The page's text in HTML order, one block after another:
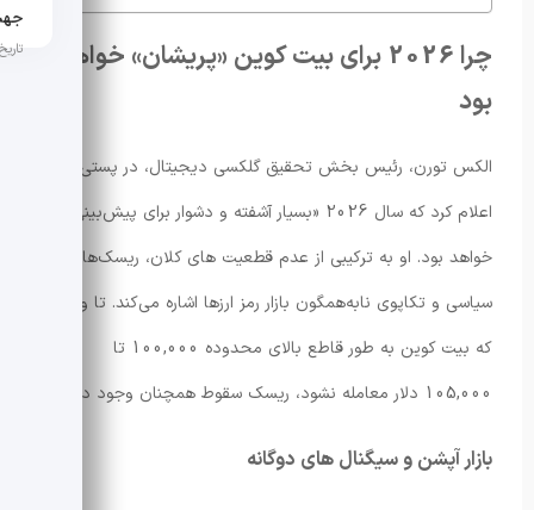
تاریخ
چرا 2026 برای بیت کوین «پریشان» خواهد
بود
الکس تورن، رئیس بخش تحقیق گلکسی دیجیتال، در پستی
اعلام کرد که سال 2026 «بسیار آشفته و دشوار برای پیش‌بینی»
خواهد بود. او به ترکیبی از عدم قطعیت های کلان، ریسک‌های
سیاسی و تکاپوی نابه‌همگون بازار رمز ارزها اشاره می‌کند. تا وقتی
که بیت کوین به طور قاطع بالای محدوده 100,000 تا
105,000 دلار معامله نشود، ریسک سقوط همچنان وجود دارد.
بازار آپشن و سیگنال های دوگانه